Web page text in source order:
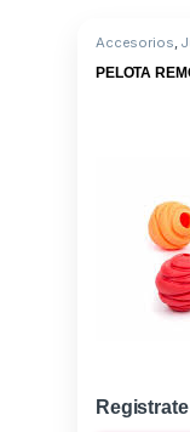
Accesorios
PELOTA
Registrate